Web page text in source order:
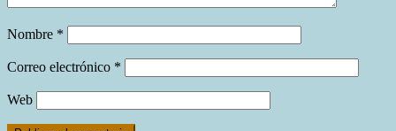
Nombre *
Correo electrónico *
Web